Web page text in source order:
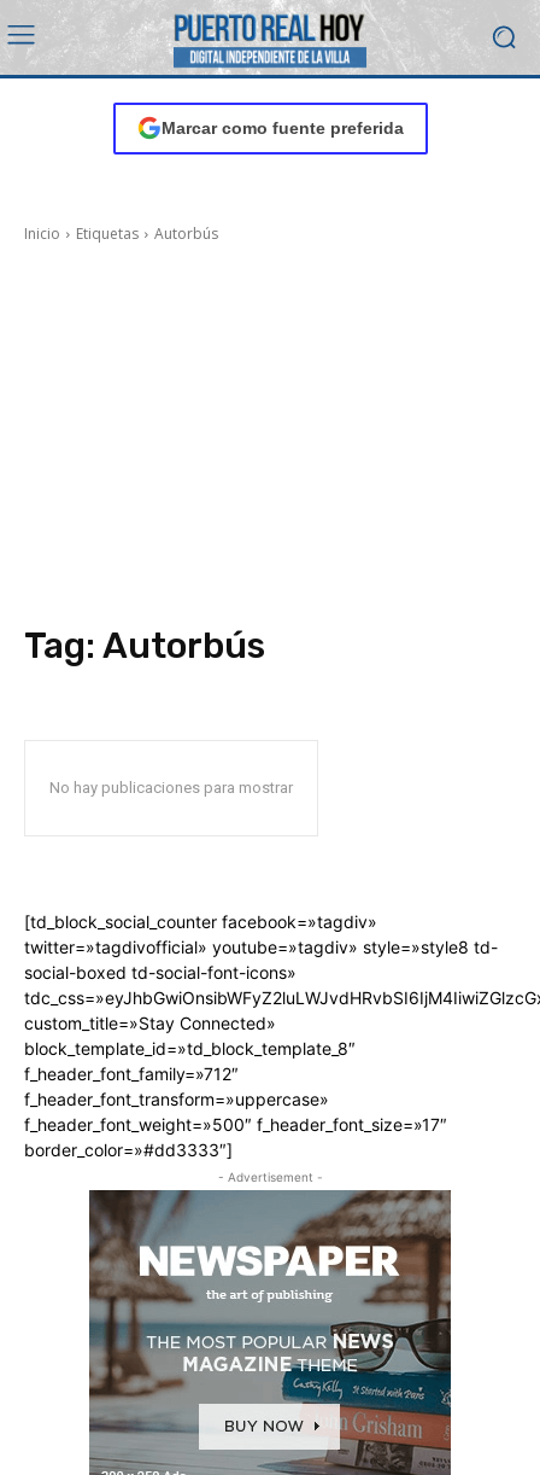
Marcar como fuente preferida
Inicio Etiquetas Autorbús
Tag: Autorbús
No hay publicaciones para mostrar
[td_block_social_counter facebook=»tagdiv»
twitter=»tagdivofficial» youtube=»tagdiv» style=»style8 td-
social-boxed td-social-font-icons»
custom_title=»Stay Connected»
block_template_id=»td_block_template_8″
f_header_font_family=»712″
f_header_font_transform=»uppercase»
f_header_font_weight=»500″ f_header_font_size=»17″
border_color=»#dd3333″]
- Advertisement -